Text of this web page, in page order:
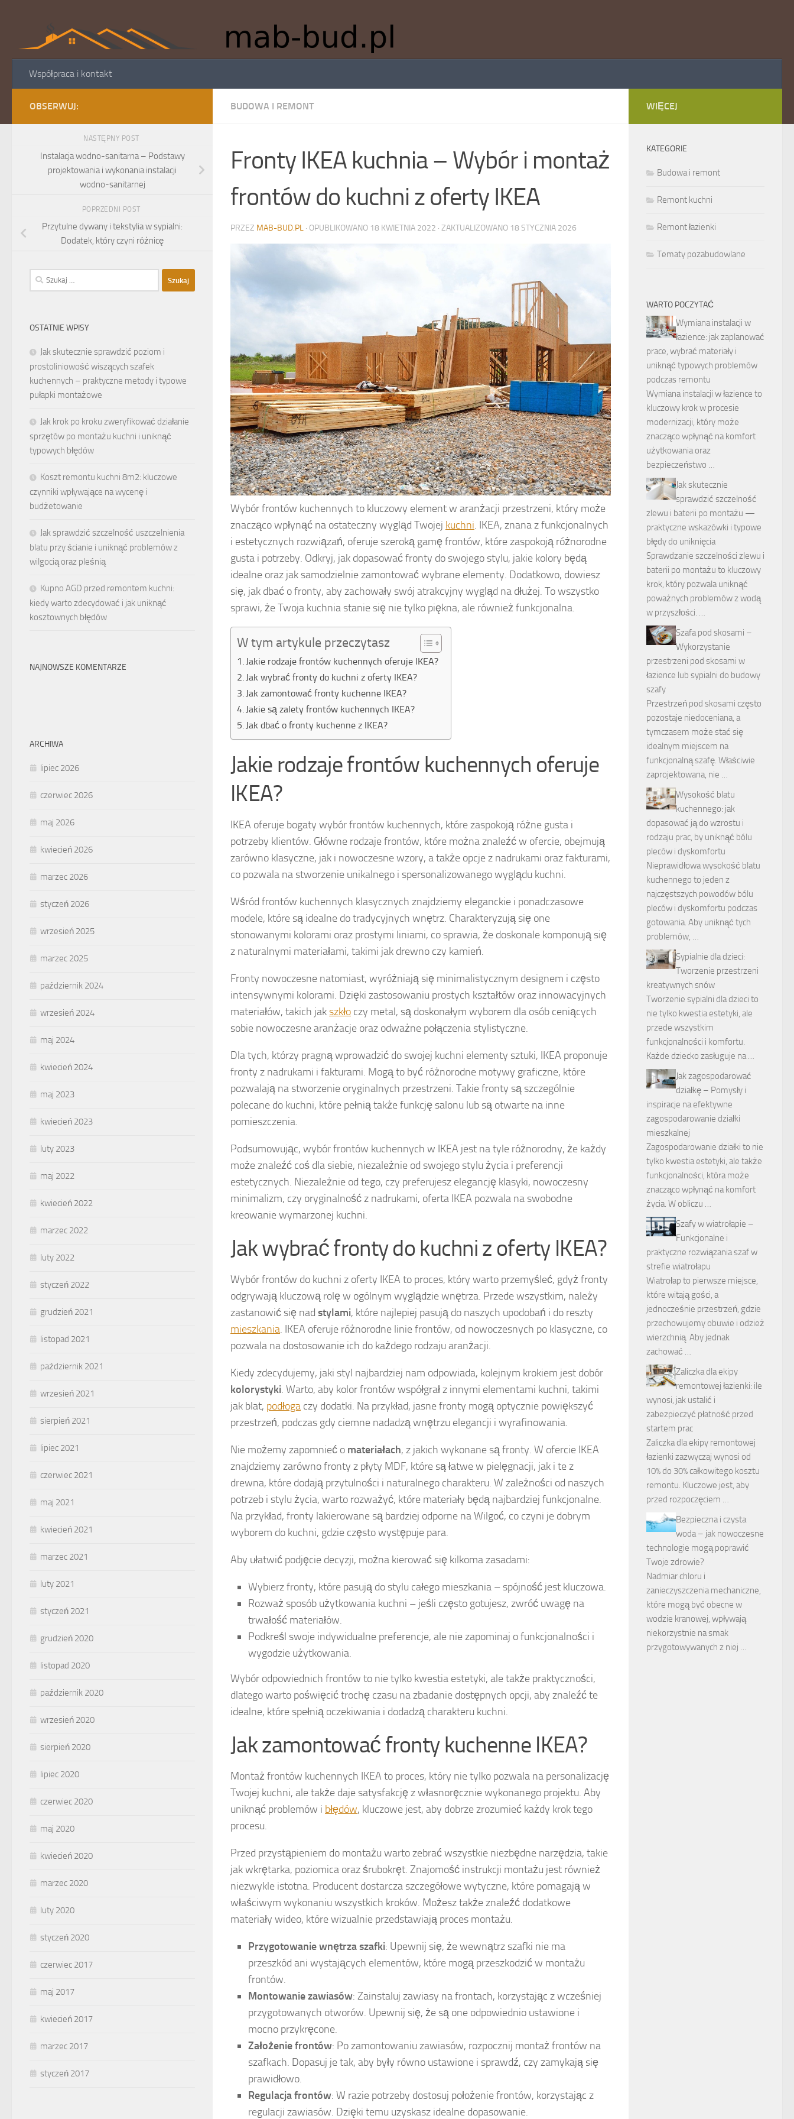
Współpraca i kontakt
BUDOWA I REMONT
Fronty IKEA kuchnia – Wybór i montaż
frontów do kuchni z oferty IKEA
PRZEZ MAB-BUD.PL · OPUBLIKOWANO 18 KWIETNIA 2022 · ZAKTUALIZOWANO 18 STYCZNIA 2026
Wybór frontów kuchennych to kluczowy element w aranżacji przestrzeni, który może
znacząco wpłynąć na ostateczny wygląd Twojej kuchni. IKEA, znana z funkcjonalnych
i estetycznych rozwiązań, oferuje szeroką gamę frontów, które zaspokoją różnorodne
gusta i potrzeby. Odkryj, jak dopasować fronty do swojego stylu, jakie kolory będą
idealne oraz jak samodzielnie zamontować wybrane elementy. Dodatkowo, dowiesz
się, jak dbać o fronty, aby zachowały swój atrakcyjny wygląd na dłużej. To wszystko
sprawi, że Twoja kuchnia stanie się nie tylko piękna, ale również funkcjonalna.
W tym artykule przeczytasz
Jakie rodzaje frontów kuchennych oferuje IKEA?
Jak wybrać fronty do kuchni z oferty IKEA?
Jak zamontować fronty kuchenne IKEA?
Jakie są zalety frontów kuchennych IKEA?
Jak dbać o fronty kuchenne z IKEA?
Jakie rodzaje frontów kuchennych oferuje
IKEA?
IKEA oferuje bogaty wybór frontów kuchennych, które zaspokoją różne gusta i
potrzeby klientów. Główne rodzaje frontów, które można znaleźć w ofercie, obejmują
zarówno klasyczne, jak i nowoczesne wzory, a także opcje z nadrukami oraz fakturami,
co pozwala na stworzenie unikalnego i spersonalizowanego wyglądu kuchni.
Wśród frontów kuchennych klasycznych znajdziemy eleganckie i ponadczasowe
modele, które są idealne do tradycyjnych wnętrz. Charakteryzują się one
stonowanymi kolorami oraz prostymi liniami, co sprawia, że doskonale komponują się
z naturalnymi materiałami, takimi jak drewno czy kamień.
Fronty nowoczesne natomiast, wyróżniają się minimalistycznym designem i często
intensywnymi kolorami. Dzięki zastosowaniu prostych kształtów oraz innowacyjnych
materiałów, takich jakszkło czy metal, są doskonałym wyborem dla osób ceniących
sobie nowoczesne aranżacje oraz odważne połączenia stylistyczne.
Dla tych, którzy pragną wprowadzić do swojej kuchni elementy sztuki, IKEA proponuje
fronty z nadrukami i fakturami. Mogą to być różnorodne motywy graficzne, które
pozwalają na stworzenie oryginalnych przestrzeni. Takie fronty są szczególnie
polecane do kuchni, które pełnią także funkcję salonu lub są otwarte na inne
pomieszczenia.
Podsumowując, wybór frontów kuchennych w IKEA jest na tyle różnorodny, że każdy
może znaleźć coś dla siebie, niezależnie od swojego stylu życia i preferencji
estetycznych. Niezależnie od tego, czy preferujesz elegancję klasyki, nowoczesny
minimalizm, czy oryginalność z nadrukami, oferta IKEA pozwala na swobodne
kreowanie wymarzonej kuchni.
Jak wybrać fronty do kuchni z oferty IKEA?
Wybór frontów do kuchni z oferty IKEA to proces, który warto przemyśleć, gdyż fronty
odgrywają kluczową rolę w ogólnym wyglądzie wnętrza. Przede wszystkim, należy
zastanowić się nad stylami, które najlepiej pasują do naszych upodobań i do reszty
mieszkania. IKEA oferuje różnorodne linie frontów, od nowoczesnych po klasyczne, co
pozwala na dostosowanie ich do każdego rodzaju aranżacji.
Kiedy zdecydujemy, jaki styl najbardziej nam odpowiada, kolejnym krokiem jest dobór
kolorystyki. Warto, aby kolor frontów współgrał z innymi elementami kuchni, takimi
jak blat, podłoga czy dodatki. Na przykład, jasne fronty mogą optycznie powiększyć
przestrzeń, podczas gdy ciemne nadadzą wnętrzu elegancji i wyrafinowania.
Nie możemy zapomnieć o materiałach, z jakich wykonane są fronty. W ofercie IKEA
znajdziemy zarówno fronty z płyty MDF, które są łatwe w pielęgnacji, jak i te z
drewna, które dodają przytulności i naturalnego charakteru. W zależności od naszych
potrzeb i stylu życia, warto rozważyć, które materiały będą najbardziej funkcjonalne.
Na przykład, fronty lakierowane są bardziej odporne na Wilgoć, co czyni je dobrym
wyborem do kuchni, gdzie często występuje para.
Aby ułatwić podjęcie decyzji, można kierować się kilkoma zasadami:
Wybierz fronty, które pasują do stylu całego mieszkania – spójność jest kluczowa.
Rozważ sposób użytkowania kuchni – jeśli często gotujesz, zwróć uwagę na
trwałość materiałów.
Podkreśl swoje indywidualne preferencje, ale nie zapominaj o funkcjonalności i
wygodzie użytkowania.
Wybór odpowiednich frontów to nie tylko kwestia estetyki, ale także praktyczności,
dlatego warto poświęcić trochę czasu na zbadanie dostępnych opcji, aby znaleźć te
idealne, które spełnią oczekiwania i dodadzą charakteru kuchni.
Jak zamontować fronty kuchenne IKEA?
Montaż frontów kuchennych IKEA to proces, który nie tylko pozwala na personalizację
Twojej kuchni, ale także daje satysfakcję z własnoręcznie wykonanego projektu. Aby
uniknąć problemów i błędów, kluczowe jest, aby dobrze zrozumieć każdy krok tego
procesu.
Przed przystąpieniem do montażu warto zebrać wszystkie niezbędne narzędzia, takie
jak wkrętarka, poziomica oraz śrubokręt. Znajomość instrukcji montażu jest również
niezwykle istotna. Producent dostarcza szczegółowe wytyczne, które pomagają w
właściwym wykonaniu wszystkich kroków. Możesz także znaleźć dodatkowe
materiały wideo, które wizualnie przedstawiają proces montażu.
Przygotowanie wnętrza szafki: Upewnij się, że wewnątrz szafki nie ma
przeszkód ani wystających elementów, które mogą przeszkodzić w montażu
frontów.
Montowanie zawiasów: Zainstaluj zawiasy na frontach, korzystając z wcześniej
przygotowanych otworów. Upewnij się, że są one odpowiednio ustawione i
mocno przykręcone.
Założenie frontów: Po zamontowaniu zawiasów, rozpocznij montaż frontów na
szafkach. Dopasuj je tak, aby były równo ustawione i sprawdź, czy zamykają się
prawidłowo.
Regulacja frontów: W razie potrzeby dostosuj położenie frontów, korzystając z
regulacji zawiasów. Dzięki temu uzyskasz idealne dopasowanie.
OBSERWUJ:
NASTĘPNY POST
Instalacja wodno-sanitarna – Podstawy
projektowania i wykonania instalacji
wodno-sanitarnej
POPRZEDNI POST
Przytulne dywany i tekstylia w sypialni:
Dodatek, który czyni różnicę
Szukaj:
OSTATNIE WPISY
Jak skutecznie sprawdzić poziom i
prostoliniowość wiszących szafek
kuchennych – praktyczne metody i typowe
pułapki montażowe
Jak krok po kroku zweryfikować działanie
sprzętów po montażu kuchni i uniknąć
typowych błędów
Koszt remontu kuchni 8m2: kluczowe
czynniki wpływające na wycenę i
budżetowanie
Jak sprawdzić szczelność uszczelnienia
blatu przy ścianie i uniknąć problemów z
wilgocią oraz pleśnią
Kupno AGD przed remontem kuchni:
kiedy warto zdecydować i jak uniknąć
kosztownych błędów
NAJNOWSZE KOMENTARZE
ARCHIWA
lipiec 2026
czerwiec 2026
maj 2026
kwiecień 2026
marzec 2026
styczeń 2026
wrzesień 2025
marzec 2025
październik 2024
wrzesień 2024
maj 2024
kwiecień 2024
maj 2023
kwiecień 2023
luty 2023
maj 2022
kwiecień 2022
marzec 2022
luty 2022
styczeń 2022
grudzień 2021
listopad 2021
październik 2021
wrzesień 2021
sierpień 2021
lipiec 2021
czerwiec 2021
maj 2021
kwiecień 2021
marzec 2021
luty 2021
styczeń 2021
grudzień 2020
listopad 2020
październik 2020
wrzesień 2020
sierpień 2020
lipiec 2020
czerwiec 2020
maj 2020
kwiecień 2020
marzec 2020
luty 2020
styczeń 2020
czerwiec 2017
maj 2017
kwiecień 2017
marzec 2017
styczeń 2017
WIĘCEJ
KATEGORIE
Budowa i remont
Remont kuchni
Remont łazienki
Tematy pozabudowlane
WARTO POCZYTAĆ
Wymiana instalacji w
łazience: jak zaplanować
prace, wybrać materiały i
uniknąć typowych problemów
podczas remontu
Wymiana instalacji w łazience to
kluczowy krok w procesie
modernizacji, który może
znacząco wpłynąć na komfort
użytkowania oraz
bezpieczeństwo …
Jak skutecznie
sprawdzić szczelność
zlewu i baterii po montażu —
praktyczne wskazówki i typowe
błędy do uniknięcia
Sprawdzanie szczelności zlewu i
baterii po montażu to kluczowy
krok, który pozwala uniknąć
poważnych problemów z wodą
w przyszłości. …
Szafa pod skosami –
Wykorzystanie
przestrzeni pod skosami w
łazience lub sypialni do budowy
szafy
Przestrzeń pod skosami często
pozostaje niedoceniana, a
tymczasem może stać się
idealnym miejscem na
funkcjonalną szafę. Właściwie
zaprojektowana, nie …
Wysokość blatu
kuchennego: jak
dopasować ją do wzrostu i
rodzaju prac, by uniknąć bólu
pleców i dyskomfortu
Nieprawidłowa wysokość blatu
kuchennego to jeden z
najczęstszych powodów bólu
pleców i dyskomfortu podczas
gotowania. Aby uniknąć tych
problemów, …
Sypialnie dla dzieci:
Tworzenie przestrzeni
kreatywnych snów
Tworzenie sypialni dla dzieci to
nie tylko kwestia estetyki, ale
przede wszystkim
funkcjonalności i komfortu.
Każde dziecko zasługuje na …
Jak zagospodarować
działkę – Pomysły i
inspiracje na efektywne
zagospodarowanie działki
mieszkalnej
Zagospodarowanie działki to nie
tylko kwestia estetyki, ale także
funkcjonalności, która może
znacząco wpłynąć na komfort
życia. W obliczu …
Szafy w wiatrołapie –
Funkcjonalne i
praktyczne rozwiązania szaf w
strefie wiatrołapu
Wiatrołap to pierwsze miejsce,
które witają gości, a
jednocześnie przestrzeń, gdzie
przechowujemy obuwie i odzież
wierzchnią. Aby jednak
zachować …
Zaliczka dla ekipy
remontowej łazienki: ile
wynosi, jak ustalić i
zabezpieczyć płatność przed
startem prac
Zaliczka dla ekipy remontowej
łazienki zazwyczaj wynosi od
10% do 30% całkowitego kosztu
remontu. Kluczowe jest, aby
przed rozpoczęciem …
Bezpieczna i czysta
woda – jak nowoczesne
technologie mogą poprawić
Twoje zdrowie?
Nadmiar chloru i
zanieczyszczenia mechaniczne,
które mogą być obecne w
wodzie kranowej, wpływają
niekorzystnie na smak
przygotowywanych z niej …